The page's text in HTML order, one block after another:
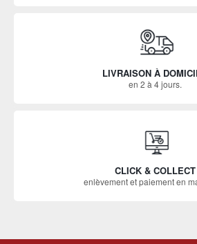
LIVRAISON À
en 2 à 4 jours.
CLICK & COLLECT
enlèvement et paiement en